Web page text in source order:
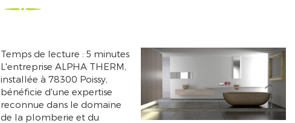
Temps de lecture : 5 minutes
L'entreprise ALPHA THERM,
installée à 78300 Poissy,
bénéficie d'une expertise
reconnue dans le domaine
de la plomberie et du